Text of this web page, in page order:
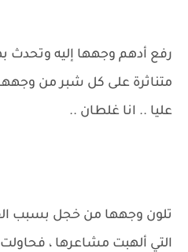
رفع أدهم وجهها إليه
متناثرة على كل شبر من
عليا .. انا غلطان ..
تلون وجهها من خجل بسبب
التي ألهبت مشاعرها ، فحاولت